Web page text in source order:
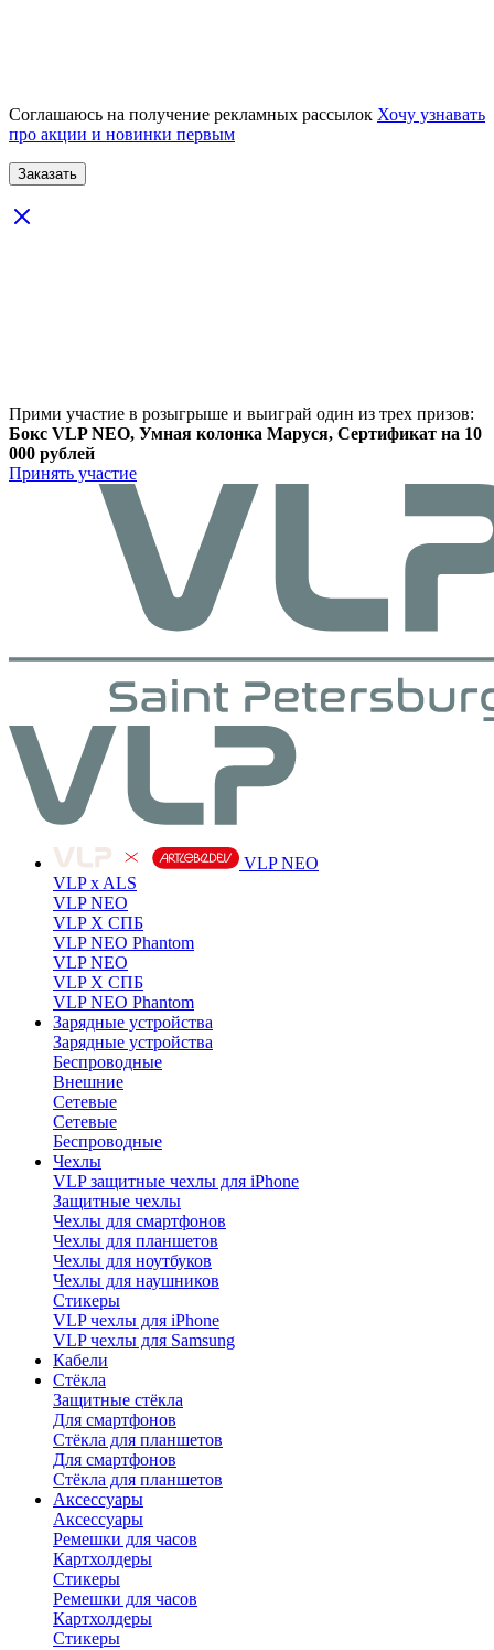
Соглашаюсь на получение рекламных рассылок Хочу узнавать
про акции и новинки первым
Прими участие в розыгрыше и выиграй один из трех призов:
Бокс VLP NEO, Умная колонка Маруся, Сертификат на 10
000 рублей
Принять участие
VLP NEO
VLP x ALS
VLP NEO
VLP X СПБ
VLP NEO Phantom
VLP NEO
VLP X СПБ
VLP NEO Phantom
Зарядные устройства
Зарядные устройства
Беспроводные
Внешние
Сетевые
Сетевые
Беспроводные
Чехлы
VLP защитные чехлы для iPhone
Защитные чехлы
Чехлы для смартфонов
Чехлы для планшетов
Чехлы для ноутбуков
Чехлы для наушников
Стикеры
VLP чехлы для iPhone
VLP чехлы для Samsung
Кабели
Стёкла
Защитные стёкла
Для смартфонов
Стёкла для планшетов
Для смартфонов
Стёкла для планшетов
Аксессуары
Аксессуары
Ремешки для часов
Картхолдеры
Стикеры
Ремешки для часов
Картхолдеры
Стикеры